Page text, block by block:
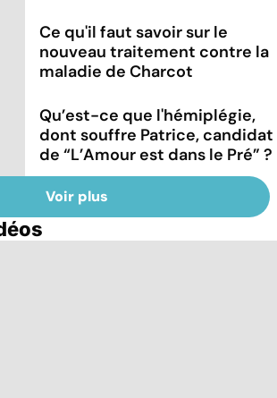
Ce qu'il faut savoir sur le
nouveau traitement contre la
maladie de Charcot
Qu’est-ce que l'hémiplégie,
dont souffre Patrice, candidat
de “L’Amour est dans le Pré” ?
Voir plus